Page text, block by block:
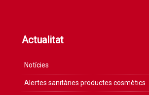
Actualitat
Notícies
Alertes sanitàries productes cosmètics